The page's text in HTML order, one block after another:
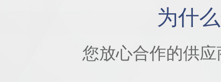
为什
您放心合作的供